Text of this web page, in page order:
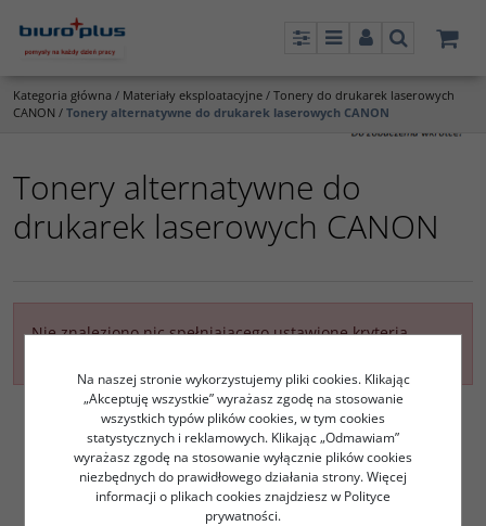
PanelMenuPanelSzukaj
Kategoria główna / Materiały eksploatacyjne / Tonery do drukarek laserowych
CANON / Tonery alternatywne do drukarek laserowych CANON
Tonery alternatywne do
drukarek laserowych CANON
Nie znaleziono nic spełniającego ustawione kryteria
Na naszej stronie wykorzystujemy pliki cookies. Klikając
„Akceptuję wszystkie” wyrażasz zgodę na stosowanie
wszystkich typów plików cookies, w tym cookies
statystycznych i reklamowych. Klikając „Odmawiam”
wyrażasz zgodę na stosowanie wyłącznie plików cookies
niezbędnych do prawidłowego działania strony. Więcej
informacji o plikach cookies znajdziesz w Polityce
prywatności.